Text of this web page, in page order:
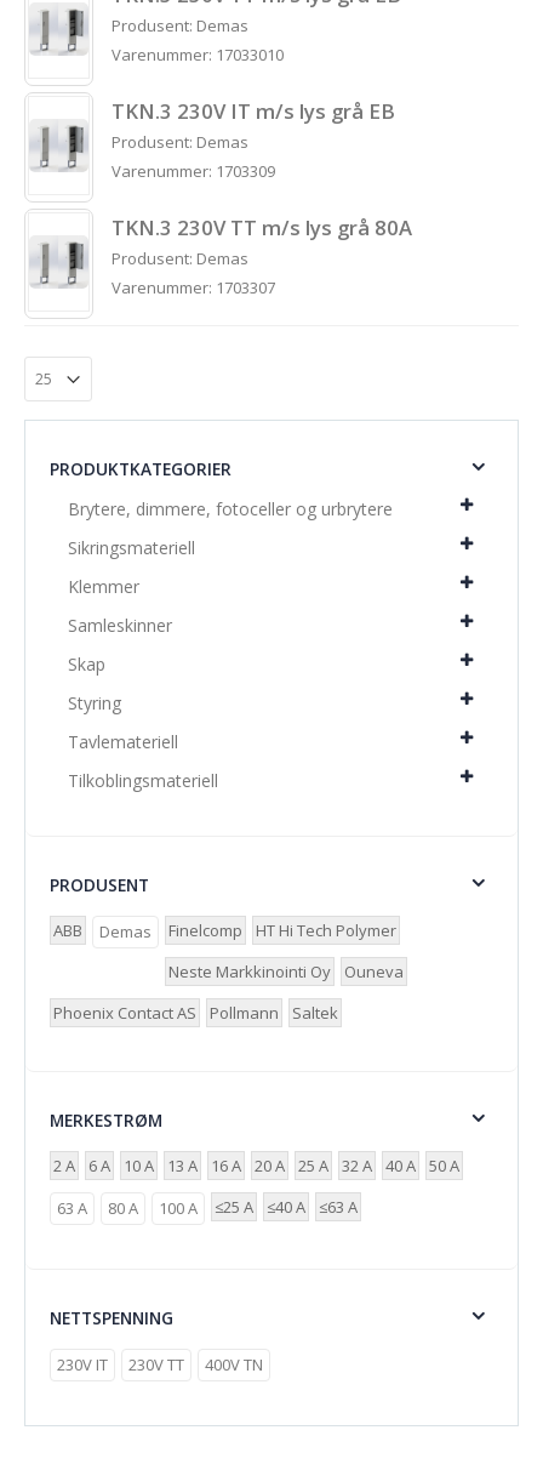
Produsent: Demas
Varenummer: 17033010
TKN.3 230V IT m/s lys grå EB
Produsent: Demas
Varenummer: 1703309
TKN.3 230V TT m/s lys grå 80A
Produsent: Demas
Varenummer: 1703307
PRODUKTKATEGORIER
Brytere, dimmere, fotoceller og urbrytere
Sikringsmateriell
Klemmer
Samleskinner
Skap
Styring
Tavlemateriell
Tilkoblingsmateriell
PRODUSENT
ABB Demas Finelcomp
HT Hi Tech Polymer
Neste Markkinointi Oy
Ouneva
Phoenix Contact AS
Pollmann Saltek
MERKESTRØM
2 A 6 A 10 A 13 A 16 A 20 A 25 A 32 A 40 A
50 A
63 A
80 A 100 A ≤25 A ≤40 A ≤63 A
NETTSPENNING
230V IT 230V TT 400V TN